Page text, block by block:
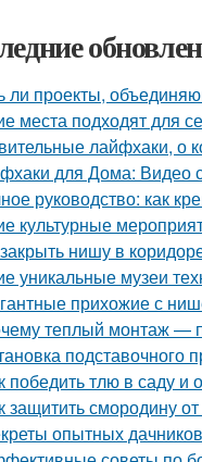
ли проекты,
места подходят для
лайфхаки, о
для Дома: Видео
руководство: как
культурные
нишу в
уникальные музеи
прихожие с
теплый монтаж —
победить тлю в саду
защитить смородину
опытных